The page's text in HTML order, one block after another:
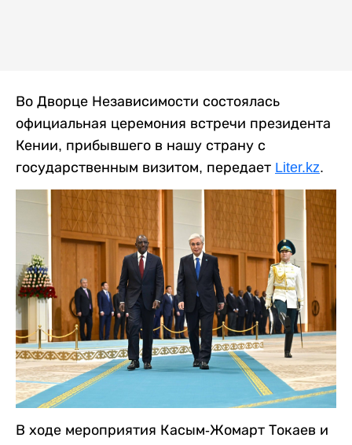
Во Дворце Независимости состоялась
официальная церемония встречи президента
Кении, прибывшего в нашу страну с
государственным визитом, передает Liter.kz.
В ходе мероприятия Касым-Жомарт Токаев и